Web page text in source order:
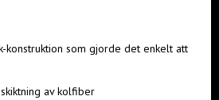
konstruktion som gjorde det enkelt att
av kolfiber